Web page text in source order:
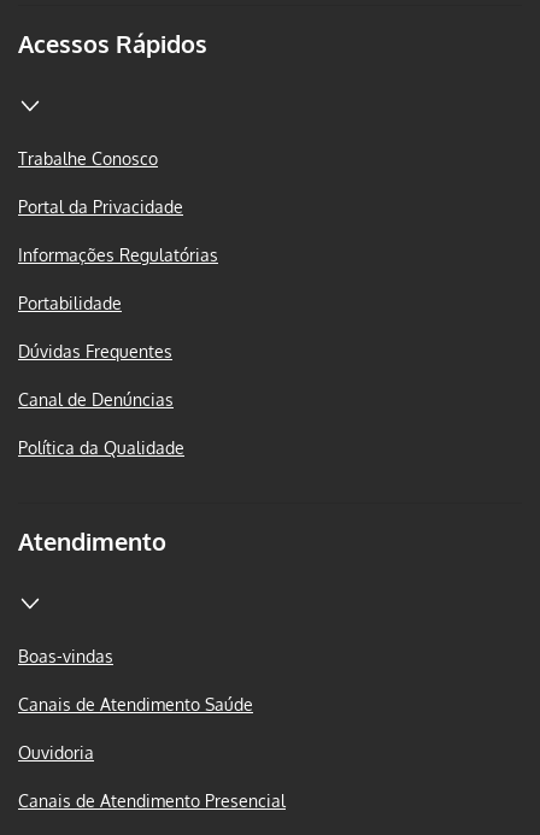
Acessos Rápidos
Trabalhe Conosco
Portal da Privacidade
Informações Regulatórias
Portabilidade
Dúvidas Frequentes
Canal de Denúncias
Política da Qualidade
Atendimento
Boas-vindas
Canais de Atendimento Saúde
Ouvidoria
Canais de Atendimento Presencial